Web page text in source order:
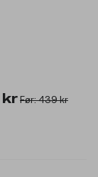
Før: 439 kr